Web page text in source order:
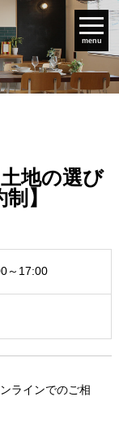
menu
地の選び
】
～17:00
ラインでのご相